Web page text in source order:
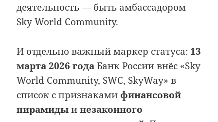
деятельность — быть амбассадором
Sky World Community.
И отдельно важный маркер статуса: 13
марта 2026 годаБанк России внёс «Sky
World Community, SWC, SkyWay» в
список с признаками финансовой
пирамидыинезаконного